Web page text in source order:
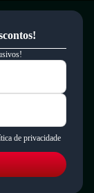
de privacidade